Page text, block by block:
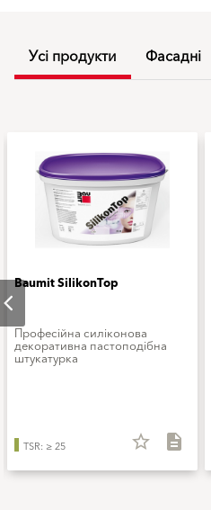
Усі продукти Фасадні
Baumit SilikonTop
Професійна силіконова
декоративна пастоподібна
штукатурка
TSR: ≥ 25 star_border description